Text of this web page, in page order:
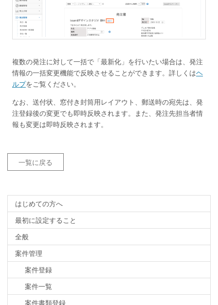
複数の発注に対して一括で「最新化」を行いたい場合は、発注
情報の一括変更機能で反映させることができます。詳しくはヘ
ルプをご覧ください。
なお、送付状、窓付き封筒用レイアウト、郵送時の宛先は、発
注登録後の変更でも即時反映されます。また、発注先担当者情
報も変更は即時反映されます。
一覧に戻る
はじめての方へ
最初に設定すること
全般
案件管理
案件登録
案件一覧
案件書類登録